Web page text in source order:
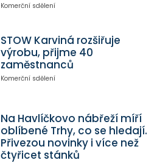
Komerční sdělení
STOW Karviná rozšiřuje
výrobu, přijme 40
zaměstnanců
Komerční sdělení
Na Havlíčkovo nábřeží míří
oblíbené Trhy, co se hledají.
Přivezou novinky i více než
čtyřicet stánků